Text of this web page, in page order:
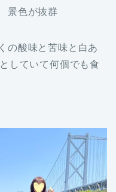
景色が抜群
の酸味と苦味と白あ
していて何個でも食